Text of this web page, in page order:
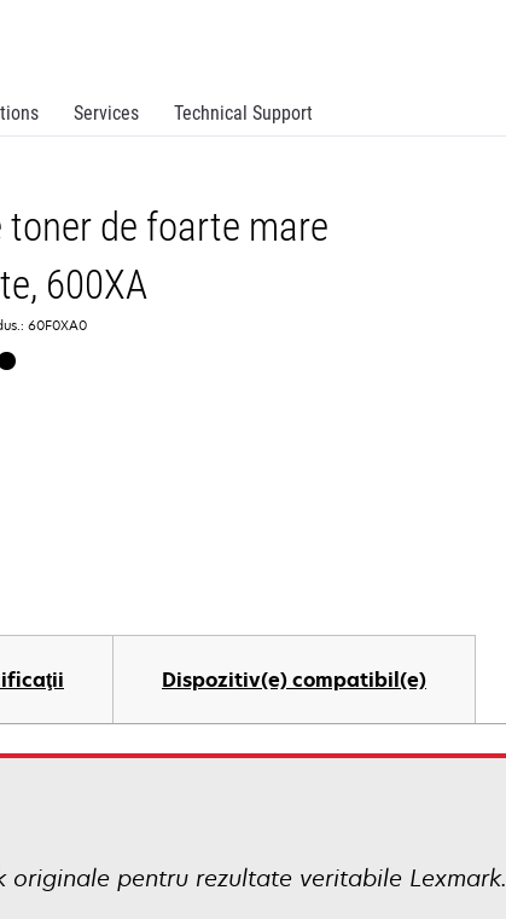
Services Technical Support
toner de foarte mare
600XA
60F0XA0
Dispozitiv(e) compatibil(e)
originale pentru rezultate veritabile Lexmark.